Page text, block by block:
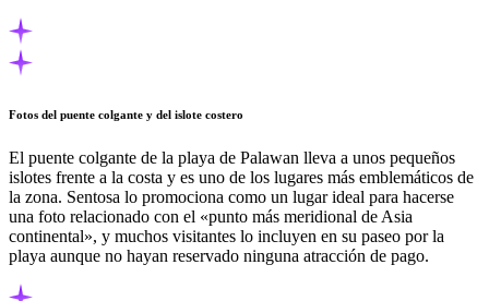
Fotos del puente colgante y del islote costero
El puente colgante de la playa de Palawan lleva a unos pequeños
islotes frente a la costa y es uno de los lugares más emblemáticos de
la zona. Sentosa lo promociona como un lugar ideal para hacerse
una foto relacionado con el «punto más meridional de Asia
continental», y muchos visitantes lo incluyen en su paseo por la
playa aunque no hayan reservado ninguna atracción de pago.